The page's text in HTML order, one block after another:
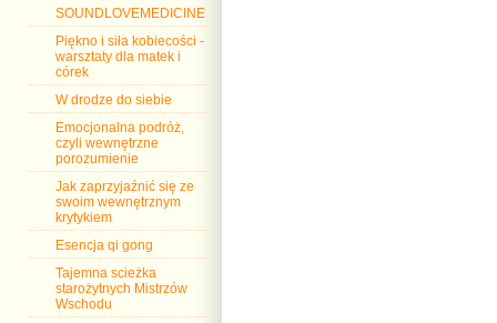
SOUNDLOVEMEDICINE
Piękno i siła kobiecości -
warsztaty dla matek i
córek
W drodze do siebie
Emocjonalna podróż,
czyli wewnętrzne
porozumienie
Jak zaprzyjaźnić się ze
swoim wewnętrznym
krytykiem
Esencja qi gong
Tajemna scieżka
starożytnych Mistrzów
Wschodu